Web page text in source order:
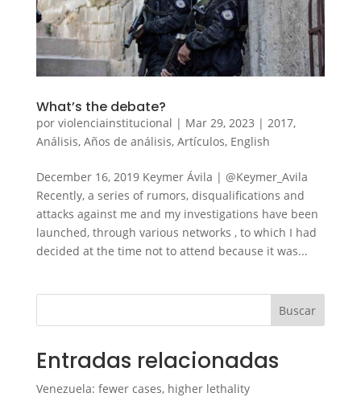
What’s the debate?
por violenciainstitucional | Mar 29, 2023 | 2017,
Análisis, Años de análisis, Artículos, English
December 16, 2019 Keymer Ávila | @Keymer_Avila
Recently, a series of rumors, disqualifications and
attacks against me and my investigations have been
launched, through various networks , to which I had
decided at the time not to attend because it was...
Buscar
Entradas relacionadas
Venezuela: fewer cases, higher lethality